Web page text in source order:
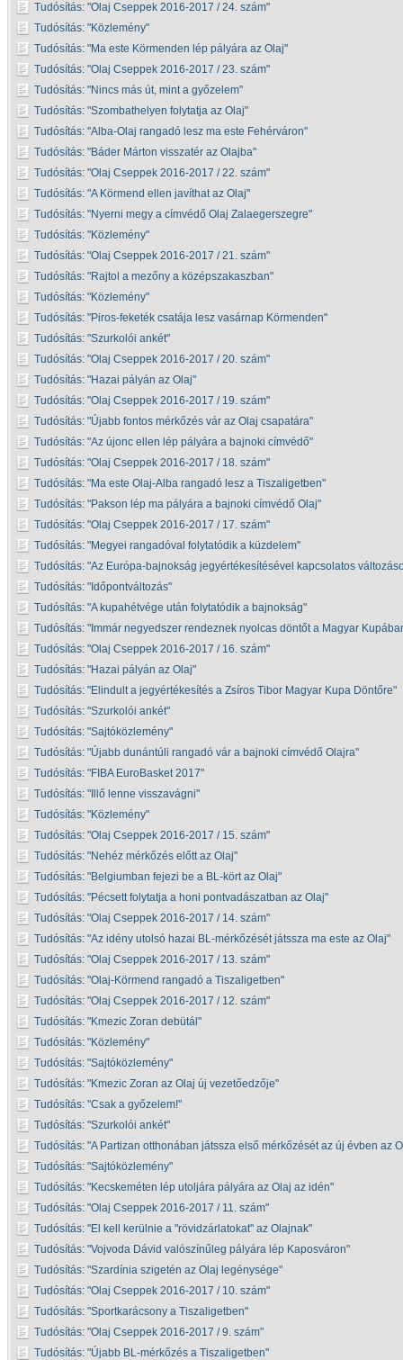
Tudósítás: Olaj Cseppek 2016-2017 / 24. szám
Tudósítás:
Közlemény
Tudósítás:
Ma este Körmenden lép pályára az Olaj
Tudósítás: Olaj Cseppek 2016-2017 / 23. szám
Tudósítás:
Nincs más út, mint a győzelem
Tudósítás: Szombathelyen folytatja az Olaj
Tudósítás: Alba-Olaj rangadó lesz ma este Fehérváron
Tudósítás:
Báder Márton visszatér az Olajba
Tudósítás: Olaj Cseppek 2016-2017 / 22. szám
Tudósítás: A Körmend ellen javíthat az Olaj
Tudósítás:
Nyerni megy a címvédő Olaj Zalaegerszegre
Tudósítás:
Közlemény
Tudósítás: Olaj Cseppek 2016-2017 / 21. szám
Tudósítás:
Rajtol a mezőny a középszakaszban
Tudósítás:
Közlemény
Tudósítás:
Piros-feketék csatája lesz vasárnap Körmenden
Tudósítás: Szurkolói ankét
Tudósítás: Olaj Cseppek 2016-2017 / 20. szám
Tudósítás:
Hazai pályán az Olaj
Tudósítás: Olaj Cseppek 2016-2017 / 19. szám
Tudósítás: Újabb fontos mérkőzés vár az Olaj csapatára
Tudósítás: Az újonc ellen lép pályára a bajnoki címvédő
Tudósítás: Olaj Cseppek 2016-2017 / 18. szám
Tudósítás:
Ma este Olaj-Alba rangadó lesz a Tiszaligetben
Tudósítás:
Pakson lép ma pályára a bajnoki címvédő Olaj
Tudósítás: Olaj Cseppek 2016-2017 / 17. szám
Tudósítás:
Megyei rangadóval folytatódik a küzdelem
Tudósítás: Az Európa-bajnokság jegyértékesítésével kapcsolatos
Tudósítás:
Időpontváltozás
Tudósítás: A kupahétvége után folytatódik a bajnokság
Tudósítás:
Immár negyedszer rendeznek nyolcas döntőt a Magyar
Tudósítás: Olaj Cseppek 2016-2017 / 16. szám
Tudósítás:
Hazai pályán az Olaj
Tudósítás:
Elindult a jegyértékesítés a Zsíros Tibor Magyar Kupa Döntőre
Tudósítás: Szurkolói ankét
Tudósítás: Sajtóközlemény
Tudósítás: Újabb dunántúli rangadó vár a bajnoki címvédő Olajra
Tudósítás:
FIBA EuroBasket 2017
Tudósítás:
Illő lenne visszavágni
Tudósítás:
Közlemény
Tudósítás: Olaj Cseppek 2016-2017 / 15. szám
Tudósítás:
Nehéz mérkőzés előtt az Olaj
Tudósítás:
Belgiumban fejezi be a BL-kört az Olaj
Tudósítás:
Pécsett folytatja a honi pontvadászatban az Olaj
Tudósítás: Olaj Cseppek 2016-2017 / 14. szám
Tudósítás: Az idény utolsó hazai BL-mérkőzését játssza ma este az Olaj
Tudósítás: Olaj Cseppek 2016-2017 / 13. szám
Tudósítás: Olaj-Körmend rangadó a Tiszaligetben
Tudósítás: Olaj Cseppek 2016-2017 / 12. szám
Tudósítás:
Kmezic Zoran debütál
Tudósítás:
Közlemény
Tudósítás: Sajtóközlemény
Tudósítás:
Kmezic Zoran az Olaj új vezetőedzője
Tudósítás: Csak a győzelem!
Tudósítás: Szurkolói ankét
Tudósítás: A Partizan otthonában játssza első mérkőzését az új évben az
Tudósítás: Sajtóközlemény
Tudósítás:
Kecskeméten lép utoljára pályára az Olaj az idén
Tudósítás: Olaj Cseppek 2016-2017 / 11. szám
Tudósítás:
El kell kerülnie a "rövidzárlatokat" az Olajnak
Tudósítás: Vojvoda Dávid valószínűleg pályára lép Kaposváron
Tudósítás: Szardínia szigetén az Olaj legénysége
Tudósítás: Olaj Cseppek 2016-2017 / 10. szám
Tudósítás: Sportkarácsony a Tiszaligetben
Tudósítás: Olaj Cseppek 2016-2017 / 9. szám
Tudósítás: Újabb BL-mérkőzés a Tiszaligetben